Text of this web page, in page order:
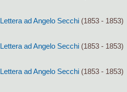
Lettera ad Angelo Secchi (1853 - 1853)
Lettera ad Angelo Secchi (1853 - 1853)
Lettera ad Angelo Secchi (1853 - 1853)